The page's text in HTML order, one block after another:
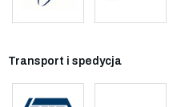
Transport i spedycja